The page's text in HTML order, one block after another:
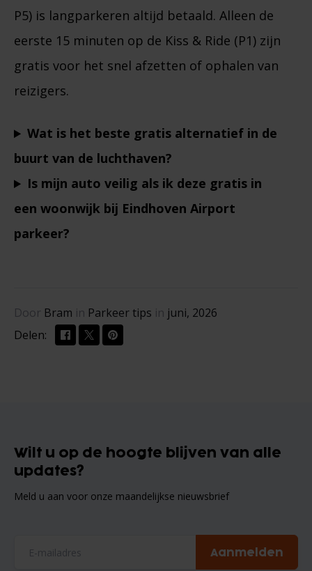
P5) is langparkeren altijd betaald. Alleen de
eerste 15 minuten op de Kiss & Ride (P1) zijn
gratis voor het snel afzetten of ophalen van
reizigers.
Wat is het beste gratis alternatief in de
buurt van de luchthaven?
Is mijn auto veilig als ik deze gratis in
een woonwijk bij Eindhoven Airport
parkeer?
Door Bram in Parkeer tips in juni, 2026
Delen:
Wilt u op de hoogte blijven van alle
updates?
Meld u aan voor onze maandelijkse nieuwsbrief
Aanmelden